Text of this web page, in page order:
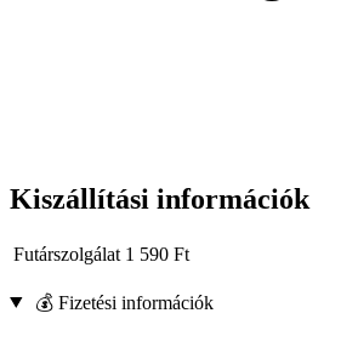
Kiszállítási információk
Futárszolgálat 1 590 Ft
💰 Fizetési információk